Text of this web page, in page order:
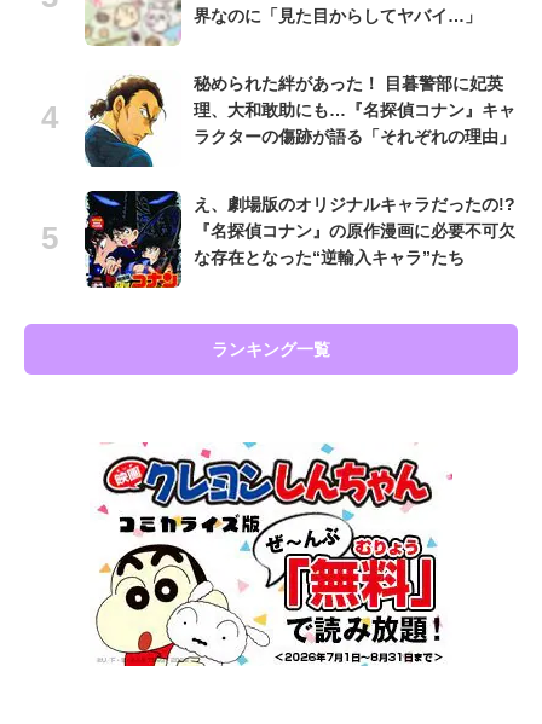
界なのに「見た目からしてヤバイ…」
秘められた絆があった！ 目暮警部に妃英
理、大和敢助にも…『名探偵コナン』キャ
ラクターの傷跡が語る「それぞれの理由」
え、劇場版のオリジナルキャラだったの!?
『名探偵コナン』の原作漫画に必要不可欠
な存在となった“逆輸入キャラ”たち
ランキング一覧